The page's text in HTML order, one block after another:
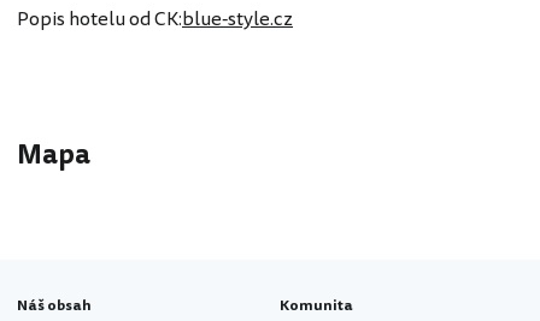
Popis hotelu od CK:blue-style.cz
Mapa
Náš obsah Komunita